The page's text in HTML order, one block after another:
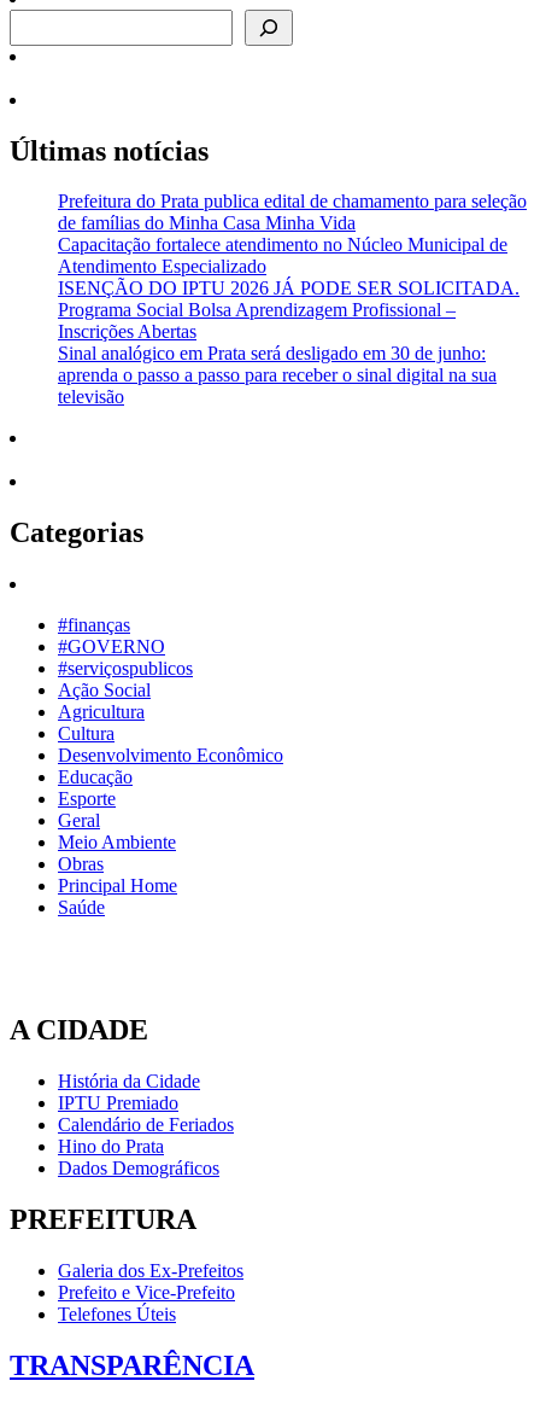
Últimas notícias
Prefeitura do Prata publica edital de chamamento para seleção
de famílias do Minha Casa Minha Vida
Capacitação fortalece atendimento no Núcleo Municipal de
Atendimento Especializado
ISENÇÃO DO IPTU 2026 JÁ PODE SER SOLICITADA.
Programa Social Bolsa Aprendizagem Profissional –
Inscrições Abertas
Sinal analógico em Prata será desligado em 30 de junho:
aprenda o passo a passo para receber o sinal digital na sua
televisão
Categorias
#finanças
#GOVERNO
#serviçospublicos
Ação Social
Agricultura
Cultura
Desenvolvimento Econômico
Educação
Esporte
Geral
Meio Ambiente
Obras
Principal Home
Saúde
A CIDADE
História da Cidade
IPTU Premiado
Calendário de Feriados
Hino do Prata
Dados Demográficos
PREFEITURA
Galeria dos Ex-Prefeitos
Prefeito e Vice-Prefeito
Telefones Úteis
TRANSPARÊNCIA